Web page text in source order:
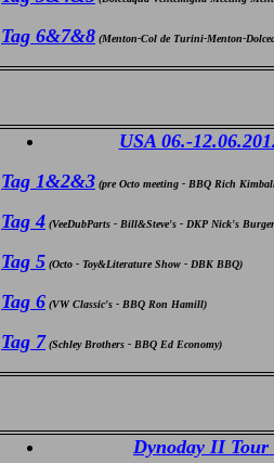
Tag 6&7&8 (Menton-Col de Turini-Menton-
USA 06.-
Tag 1&2&3 (pre Octo meeting - BBQ Rich
Tag 4 (VeeDubParts - Bill&Steve's - DKP Nick's
Tag 5 (Octo - Toy&Literature Show - DBK BBQ)
Tag 6 (VW Classic's - BBQ Ron Hamill)
Tag 7 (Schley Brothers - BBQ Ed Economy)
Dynoday II Tour